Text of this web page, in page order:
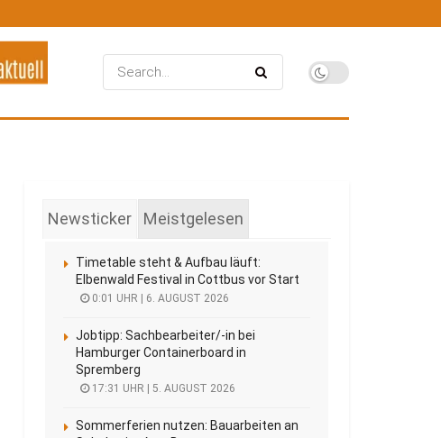
Newsticker Meistgelesen
Timetable steht & Aufbau läuft:
Elbenwald Festival in Cottbus vor Start
0:01 UHR | 6. AUGUST 2026
Jobtipp: Sachbearbeiter/-in bei
Hamburger Containerboard in
Spremberg
17:31 UHR | 5. AUGUST 2026
Sommerferien nutzen: Bauarbeiten an